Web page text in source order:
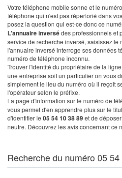
Votre téléphone mobile sonne et le
téléphone qui n'est pas répertorié dans
posez la question qui est-ce donc ce
L'annuaire inversédes professionnels et
service de recherche inversé, saisissez le
l'annuaire inversé interroge ses données
numéro de téléphone inconnu.
Trouver l'identité du propriétaire de la
une entreprise soit un particulier on vous
simplement le lieu du numéro où il reçoit
l'opérateur selon le préfixe.
La page d'information sur le numéro de
vous permet d'en apprendre plus sur le
d'identifier le 05 54 10 38 89et de
neutre. Découvrez les avis concernant ce
Recherche du numéro 05